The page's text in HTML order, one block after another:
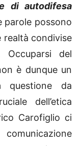
di autodifesa
parole possono
condivise
Occuparsi del
è dunque un
questione da
dell’etica
Carofiglio ci